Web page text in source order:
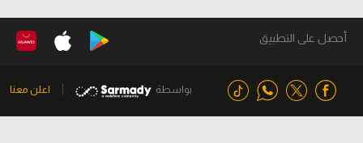
أحصل على التطبيق
بواسطة اعلن معنا